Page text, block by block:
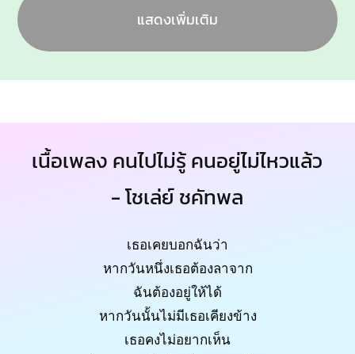
แสดงเพิ่มเติม
เนื้อเพลง คนไปไม่รู้ คนอยู่ไม่ไหวแล้ว
- โชเล่ย์ ชคัทพล
เธอเคยบอกฉันว่า
หากวันหนึ่งเธอต้องลาจาก
ฉันต้องอยู่ให้ได้
หากวันนั้นไม่มีเธอเคียงข้าง
เธอคงไม่อยากเห็น